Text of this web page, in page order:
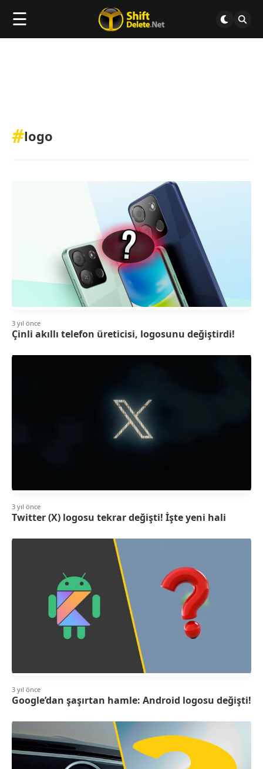
☰
#logo
3 yıl önce
Çinli akıllı telefon üreticisi, logosunu değiştirdi!
3 yıl önce
Twitter (X) logosu tekrar değişti! İşte yeni hali
3 yıl önce
Google’dan şaşırtan hamle: Android logosu değişti!